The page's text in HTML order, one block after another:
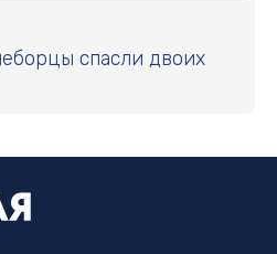
спасли двоих